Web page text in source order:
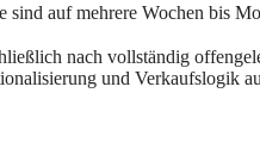
sind auf mehrere Wochen bis
nach vollständig
und Verkaufslogik